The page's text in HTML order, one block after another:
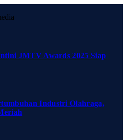
JMTV Awards 2025 Siap
Industri Olahraga,